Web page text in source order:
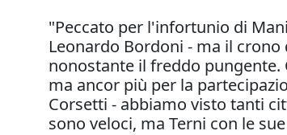
"Peccato per l'infortunio di
Leonardo Bordoni - ma il
nonostante il freddo
ma ancor più per la
Corsetti - abbiamo visto tanti
sono veloci, ma Terni con le